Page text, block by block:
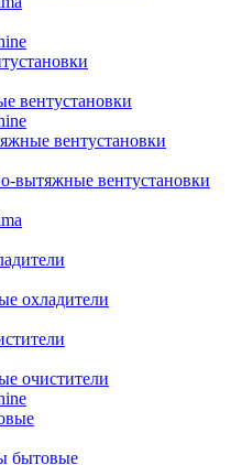
вентустановки
вентустановки
вытяжные вентустановки
охладители
очистители
бытовые